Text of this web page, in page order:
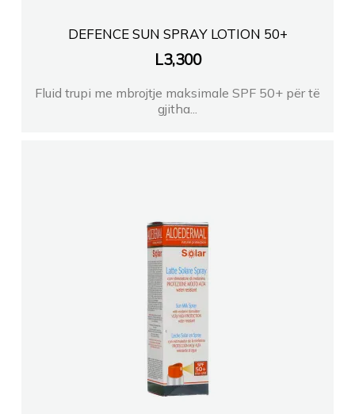
DEFENCE SUN SPRAY LOTION 50+
L3,300
Fluid trupi me mbrojtje maksimale SPF 50+ për të
gjitha...